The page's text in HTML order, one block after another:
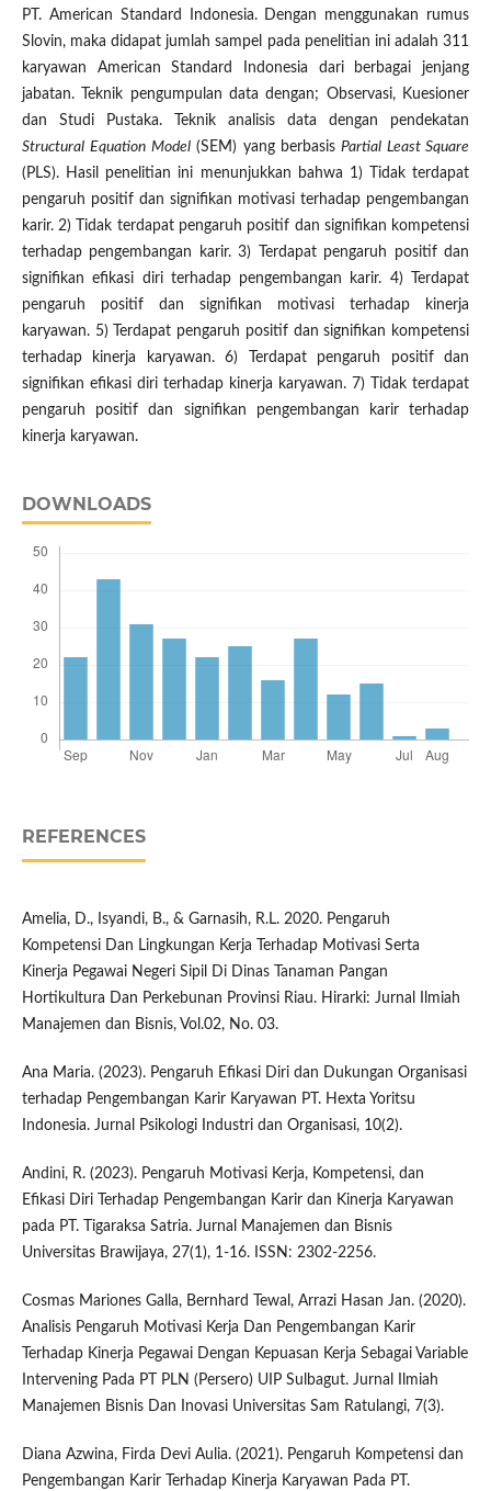
PT. American Standard Indonesia. Dengan menggunakan rumus
Slovin, maka didapat jumlah sampel pada penelitian ini adalah 311
karyawan American Standard Indonesia dari berbagai jenjang
jabatan. Teknik pengumpulan data dengan; Observasi, Kuesioner
dan Studi Pustaka. Teknik analisis data dengan pendekatan
Structural Equation Model(SEM) yang berbasisPartial Least Square
(PLS). Hasil penelitian ini menunjukkan bahwa 1) Tidak terdapat
pengaruh positif dan signifikan motivasi terhadap pengembangan
karir. 2) Tidak terdapat pengaruh positif dan signifikan kompetensi
terhadap pengembangan karir. 3) Terdapat pengaruh positif dan
signifikan efikasi diri terhadap pengembangan karir. 4) Terdapat
pengaruh positif dan signifikan motivasi terhadap kinerja
karyawan. 5) Terdapat pengaruh positif dan signifikan kompetensi
terhadap kinerja karyawan. 6) Terdapat pengaruh positif dan
signifikan efikasi diri terhadap kinerja karyawan. 7) Tidak terdapat
pengaruh positif dan signifikan pengembangan karir terhadap
kinerja karyawan.
DOWNLOADS
REFERENCES
Amelia, D., Isyandi, B., & Garnasih, R.L. 2020. Pengaruh
Kompetensi Dan Lingkungan Kerja Terhadap Motivasi Serta
Kinerja Pegawai Negeri Sipil Di Dinas Tanaman Pangan
Hortikultura Dan Perkebunan Provinsi Riau. Hirarki: Jurnal Ilmiah
Manajemen dan Bisnis, Vol.02, No. 03.
Ana Maria. (2023). Pengaruh Efikasi Diri dan Dukungan Organisasi
terhadap Pengembangan Karir Karyawan PT. Hexta Yoritsu
Indonesia. Jurnal Psikologi Industri dan Organisasi, 10(2).
Andini, R. (2023). Pengaruh Motivasi Kerja, Kompetensi, dan
Efikasi Diri Terhadap Pengembangan Karir dan Kinerja Karyawan
pada PT. Tigaraksa Satria. Jurnal Manajemen dan Bisnis
Universitas Brawijaya, 27(1), 1-16. ISSN: 2302-2256.
Cosmas Mariones Galla, Bernhard Tewal, Arrazi Hasan Jan. (2020).
Analisis Pengaruh Motivasi Kerja Dan Pengembangan Karir
Terhadap Kinerja Pegawai Dengan Kepuasan Kerja Sebagai Variable
Intervening Pada PT PLN (Persero) UIP Sulbagut. Jurnal Ilmiah
Manajemen Bisnis Dan Inovasi Universitas Sam Ratulangi, 7(3).
Diana Azwina, Firda Devi Aulia. (2021). Pengaruh Kompetensi dan
Pengembangan Karir Terhadap Kinerja Karyawan Pada PT.